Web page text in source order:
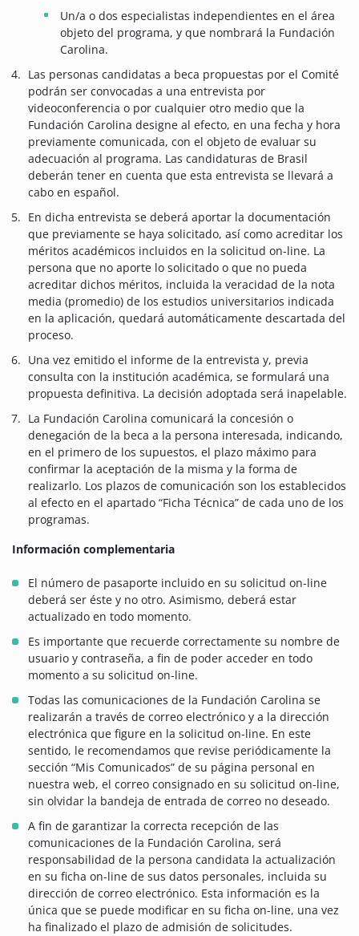
Un/a o dos especialistas independientes en el área
objeto del programa, y que nombrará la Fundación
Carolina.
Las personas candidatas a beca propuestas por el Comité
podrán ser convocadas a una entrevista por
videoconferencia o por cualquier otro medio que la
Fundación Carolina designe al efecto, en una fecha y hora
previamente comunicada, con el objeto de evaluar su
adecuación al programa. Las candidaturas de Brasil
deberán tener en cuenta que esta entrevista se llevará a
cabo en español.
En dicha entrevista se deberá aportar la documentación
que previamente se haya solicitado, así como acreditar los
méritos académicos incluidos en la solicitud on-line. La
persona que no aporte lo solicitado o que no pueda
acreditar dichos méritos, incluida la veracidad de la nota
media (promedio) de los estudios universitarios indicada
en la aplicación, quedará automáticamente descartada del
proceso.
Una vez emitido el informe de la entrevista y, previa
consulta con la institución académica, se formulará una
propuesta definitiva. La decisión adoptada será inapelable.
La Fundación Carolina comunicará la concesión o
denegación de la beca a la persona interesada, indicando,
en el primero de los supuestos, el plazo máximo para
confirmar la aceptación de la misma y la forma de
realizarlo. Los plazos de comunicación son los establecidos
al efecto en el apartado “Ficha Técnica” de cada uno de los
programas.
Información complementaria
El número de pasaporte incluido en su solicitud on-line
deberá ser éste y no otro. Asimismo, deberá estar
actualizado en todo momento.
Es importante que recuerde correctamente su nombre de
usuario y contraseña, a fin de poder acceder en todo
momento a su solicitud on-line.
Todas las comunicaciones de la Fundación Carolina se
realizarán a través de correo electrónico y a la dirección
electrónica que figure en la solicitud on-line. En este
sentido, le recomendamos que revise periódicamente la
sección “Mis Comunicados” de su página personal en
nuestra web, el correo consignado en su solicitud on-line,
sin olvidar la bandeja de entrada de correo no deseado.
A fin de garantizar la correcta recepción de las
comunicaciones de la Fundación Carolina, será
responsabilidad de la persona candidata la actualización
en su ficha on-line de sus datos personales, incluida su
dirección de correo electrónico. Esta información es la
única que se puede modificar en su ficha on-line, una vez
ha finalizado el plazo de admisión de solicitudes.